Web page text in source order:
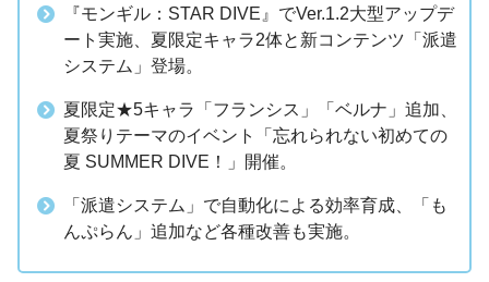
『モンギル：STAR DIVE』でVer.1.2大型アップデ
ート実施、夏限定キャラ2体と新コンテンツ「派遣
システム」登場。
夏限定★5キャラ「フランシス」「ベルナ」追加、
夏祭りテーマのイベント「忘れられない初めての
夏 SUMMER DIVE！」開催。
「派遣システム」で自動化による効率育成、「も
んぷらん」追加など各種改善も実施。